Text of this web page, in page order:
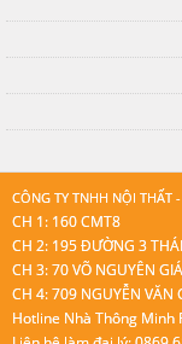
CÔNG TY TNHH NỘI THẤT
CH 1: 160 CMT8
CH 2: 195 ĐƯỜNG 3
CH 3: 70 VÕ NGUYÊN
CH 4: 709 NGUYỄN VĂN
Hotline Nhà Thông Minh